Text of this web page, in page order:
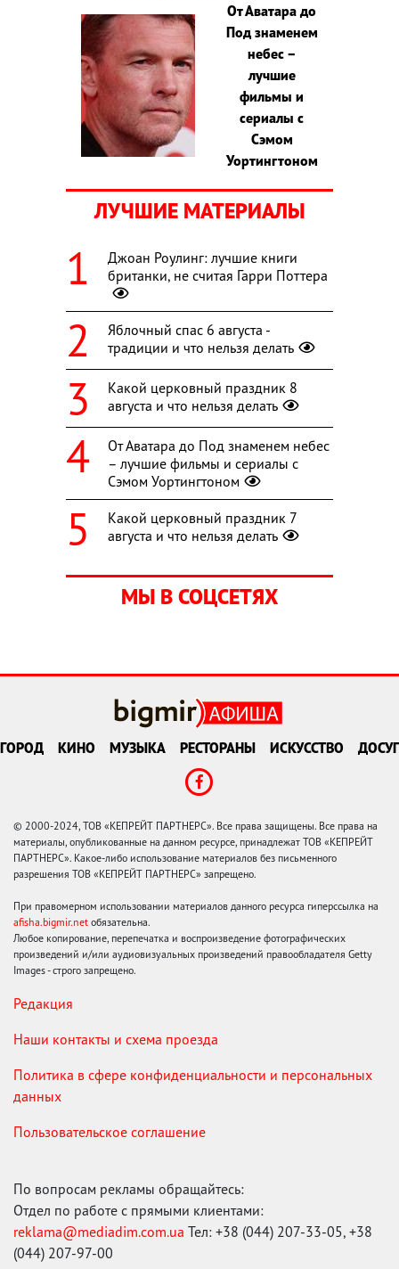
От Аватара до
Под знаменем
небес –
лучшие
фильмы и
сериалы с
Сэмом
Уортингтоном
ЛУЧШИЕ МАТЕРИАЛЫ
Джоан Роулинг: лучшие книги
британки, не считая Гарри Поттера
Яблочный спас 6 августа -
традиции и что нельзя делать
Какой церковный праздник 8
августа и что нельзя делать
От Аватара до Под знаменем небес
– лучшие фильмы и сериалы с
Сэмом Уортингтоном
Какой церковный праздник 7
августа и что нельзя делать
МЫ В СОЦСЕТЯХ
ГОРОД КИНО МУЗЫКА РЕСТОРАНЫ ИСКУССТВО ДОСУГ
© 2000-2024, ТОВ «КЕПРЕЙТ ПАРТНЕРС». Все права защищены. Все права на
материалы, опубликованные на данном ресурсе, принадлежат ТОВ «КЕПРЕЙТ
ПАРТНЕРС». Какое-либо использование материалов без письменного
разрешения ТОВ «КЕПРЕЙТ ПАРТНЕРС» запрещено.
При правомерном использовании материалов данного ресурса гиперссылка на
afisha.bigmir.net обязательна.
Любое копирование, перепечатка и воспроизведение фотографических
произведений и/или аудиовизуальных произведений правообладателя Getty
Images - строго запрещено.
Редакция
Наши контакты и схема проезда
Политика в сфере конфиденциальности и персональных
данных
Пользовательское соглашение
По вопросам рекламы обращайтесь:
Отдел по работе с прямыми клиентами:
reklama@mediadim.com.ua Тел: +38 (044) 207-33-05, +38
(044) 207-97-00